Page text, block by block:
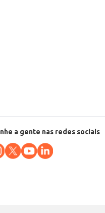
a gente nas redes sociais